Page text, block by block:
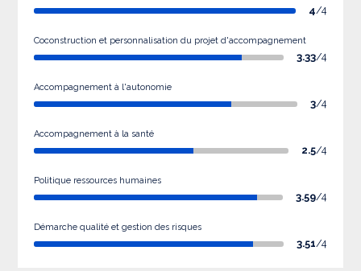
4/4
Coconstruction et personnalisation du projet d'accompagnement
3.33/4
Accompagnement à l'autonomie
3/4
Accompagnement à la santé
2.5/4
Politique ressources humaines
3.59/4
Démarche qualité et gestion des risques
3.51/4